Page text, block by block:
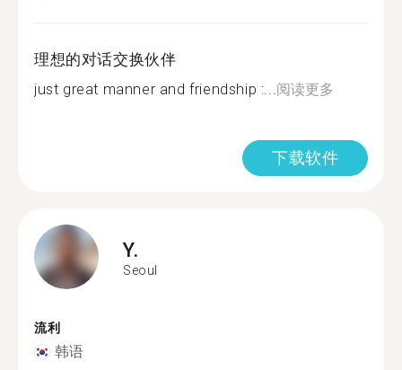
理想的对话交换伙伴
just great manner and friendship :... 阅读更多
下载软件
Y.
Seoul
流利
韩语